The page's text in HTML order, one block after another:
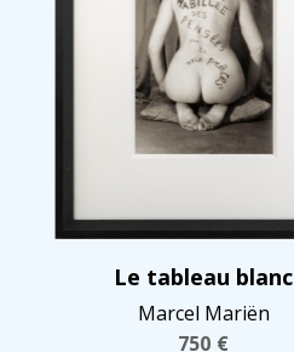
Le tableau blanc
Marcel Mariën
750 €